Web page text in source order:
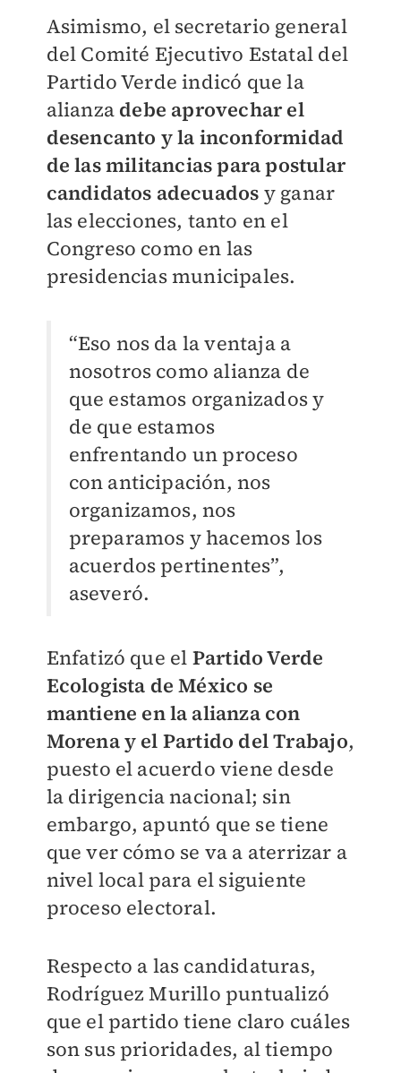
Asimismo, el secretario general
del Comité Ejecutivo Estatal del
Partido Verde indicó que la
alianza debe aprovechar el
desencanto y la inconformidad
de las militancias para postular
candidatos adecuados y ganar
las elecciones, tanto en el
Congreso como en las
presidencias municipales.
“Eso nos da la ventaja a
nosotros como alianza de
que estamos organizados y
de que estamos
enfrentando un proceso
con anticipación, nos
organizamos, nos
preparamos y hacemos los
acuerdos pertinentes”,
aseveró.
Enfatizó que el Partido Verde
Ecologista de México se
mantiene en la alianza con
Morena y el Partido del Trabajo,
puesto el acuerdo viene desde
la dirigencia nacional; sin
embargo, apuntó que se tiene
que ver cómo se va a aterrizar a
nivel local para el siguiente
proceso electoral.
Respecto a las candidaturas,
Rodríguez Murillo puntualizó
que el partido tiene claro cuáles
son sus prioridades, al tiempo